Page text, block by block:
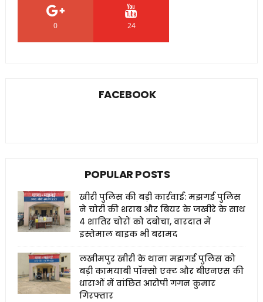
0 24
FACEBOOK
POPULAR POSTS
खीरी पुलिस की बड़ी कार्रवाई: मझगई पुलिस
ने चोरी की शराब और बियर के जखीरे के साथ
4 शातिर चोरों को दबोचा, वारदात में
इस्तेमाल बाइक भी बरामद
लखीमपुर खीरी के थाना मझगई पुलिस को
बड़ी कामयाबी पॉक्सो एक्ट और बीएनएस की
धाराओं में वांछित आरोपी गगन कुमार
गिरफ्तार